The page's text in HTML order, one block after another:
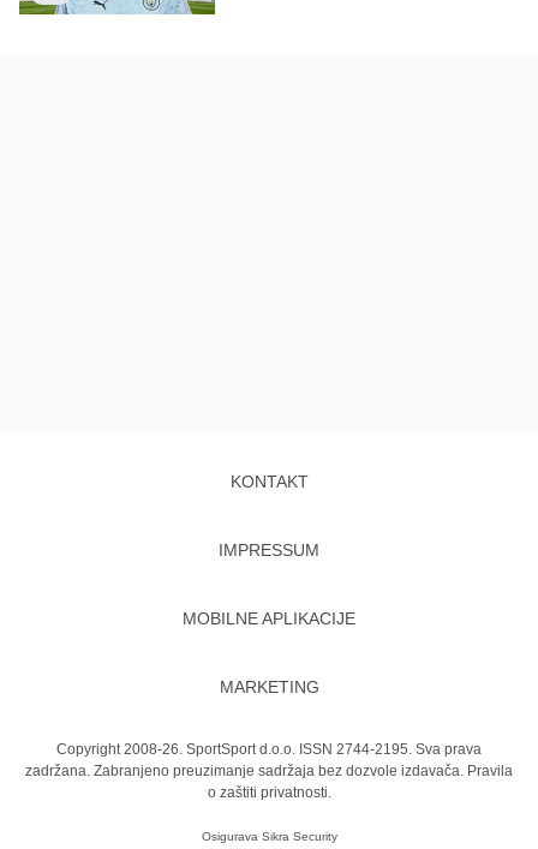
KONTAKT
IMPRESSUM
MOBILNE APLIKACIJE
MARKETING
Copyright 2008-26. SportSport d.o.o. ISSN 2744-2195. Sva prava
zadržana. Zabranjeno preuzimanje sadržaja bez dozvole izdavača. Pravila
o zaštiti privatnosti.
Osigurava Sikra Security